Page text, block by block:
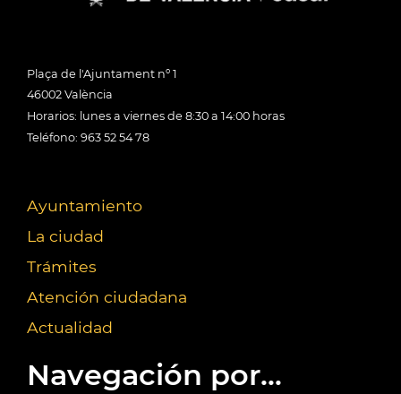
Plaça de l'Ajuntament nº 1
46002 València
Horarios: lunes a viernes de 8:30 a 14:00 horas
Teléfono: 963 52 54 78
Ayuntamiento
La ciudad
Trámites
Atención ciudadana
Actualidad
Navegación por...